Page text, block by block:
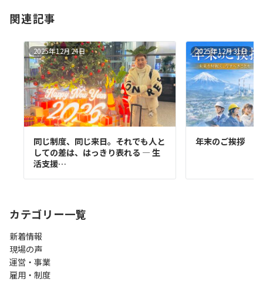
関連記事
2025年12月24日
同じ制度、同じ来日。それでも人と
しての差は、はっきり表れる ― 生
活支援…
2025年12月31日
年末のご挨拶
カテゴリー一覧
新着情報
現場の声
運営・事業
雇用・制度